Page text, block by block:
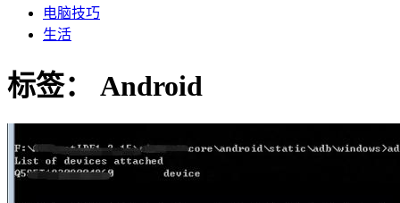
电脑技巧
生活
标签： Android